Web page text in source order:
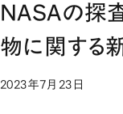
NASAの探
物に関する
2023年7月23日